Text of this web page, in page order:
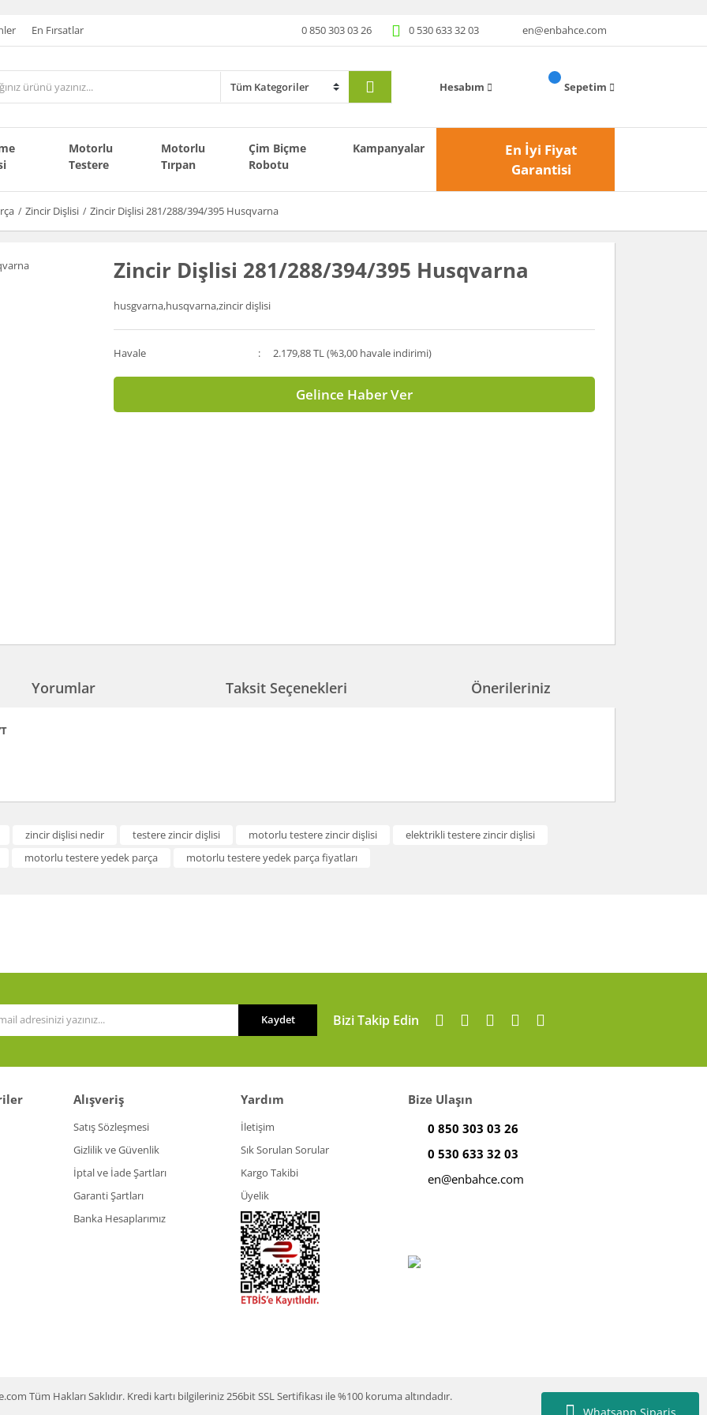
Whatsapp Sipariş
En Fırsatlar 0 850 303 03 26 0 530 633 32 03 en@enbahce.com
Hesabım Sepetim
Motorlu
Testere
Motorlu
Tırpan
Çim Biçme
Robotu
Kampanyalar
En İyi Fiyat
Garantisi
Zincir Dişlisi Zincir Dişlisi 281/288/394/395 Husqvarna
Zincir Dişlisi 281/288/394/395 Husqvarna
husgvarna,husqvarna,zincir dişlisi
Havale 2.179,88 TL (%3,00 havale indirimi)
Gelince Haber Ver
Yorumlar Taksit Seçenekleri Önerileriniz
Gönder
zincir dişlisi nedir testere zincir dişlisi motorlu testere zincir dişlisi
elektrikli testere zincir dişlisi
motorlu testere yedek parça motorlu testere yedek parça fiyatları
Kaydet Bizi Takip Edin
Alışveriş
Satış Sözleşmesi
Gizlilik ve Güvenlik
İptal ve İade Şartları
Garanti Şartları
Banka Hesaplarımız
Yardım
İletişim
Sık Sorulan Sorular
Kargo Takibi
Üyelik
Bize Ulaşın
0 850 303 03 26
0 530 633 32 03
en@enbahce.com
Tüm Hakları Saklıdır. Kredi kartı bilgileriniz 256bit SSL Sertifikası ile %100 koruma altındadır.